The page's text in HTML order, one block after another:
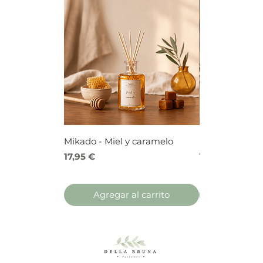
Mikado - Miel y caramelo
Precio
17,95 €
Agregar al carrito
Precio
17,95 €